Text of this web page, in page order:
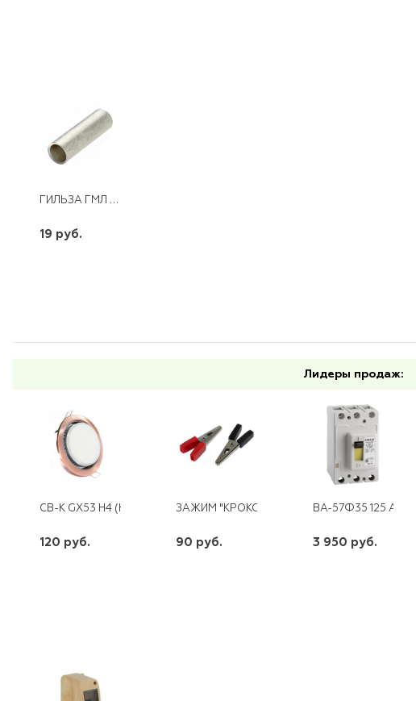
ГИЛЬЗА ГМЛ 6-4 ЛУЖЕНАЯ
19 руб.
Лидеры продаж:
CВ-К GX53 H4 (H4. МЕДЬ)
120 руб.
ЗАЖИМ "КРОКОДИЛ" 150ММ 200А
90 руб.
ВА-57Ф35 125 А
3 950 руб.